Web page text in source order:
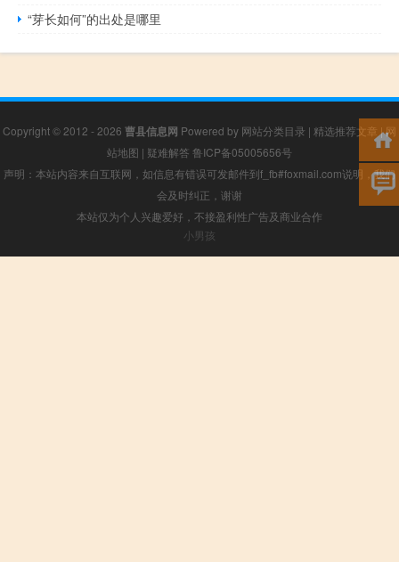
“芽长如何”的出处是哪里
Copyright © 2012 - 2026 曹县信息网 Powered by 网站分类目录 | 精选推荐文章 |网
站地图 | 疑难解答 鲁ICP备05005656号
声明：本站内容来自互联网，如信息有错误可发邮件到f_fb#foxmail.com说明，我们
会及时纠正，谢谢
本站仅为个人兴趣爱好，不接盈利性广告及商业合作
小男孩